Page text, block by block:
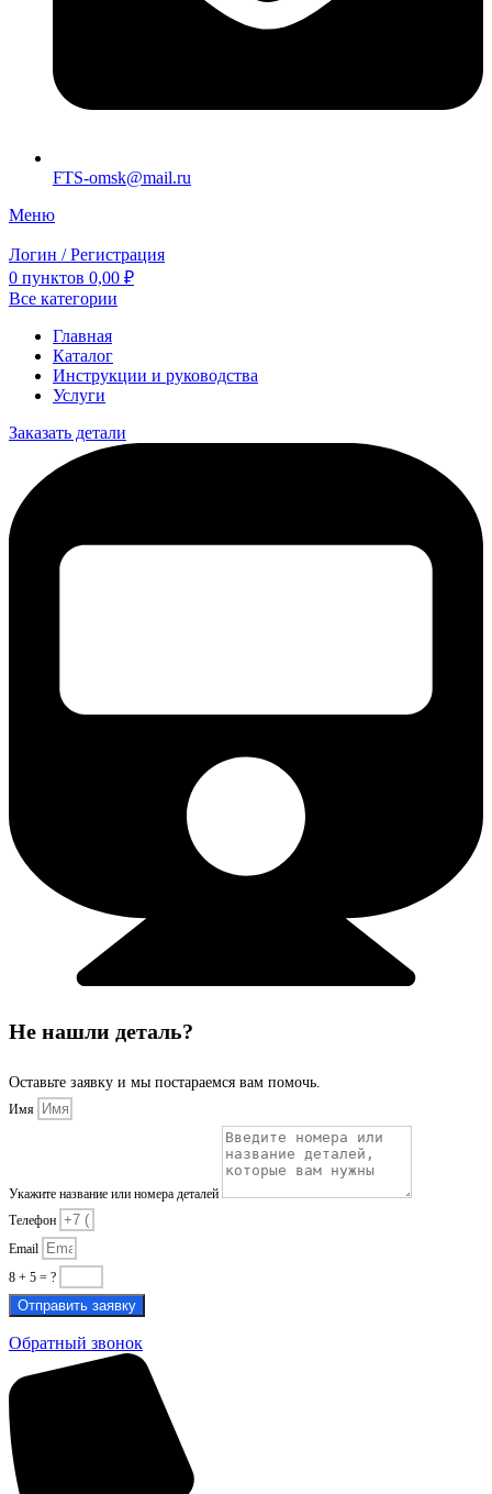
FTS-omsk@mail.ru
Меню
Логин / Регистрация
0 пунктов 0,00 ₽
Все категории
Главная
Каталог
Инструкции и руководства
Услуги
Заказать детали
Не нашли деталь?
Оставьте заявку и мы постараемся вам помочь.
Имя
Укажите название или номера деталей
Телефон
Email
8 + 5 = ?
Отправить заявку
Обратный звонок